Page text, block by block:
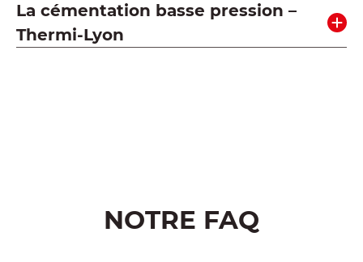
La cémentation basse pression –
Thermi-Lyon
NOTRE FAQ